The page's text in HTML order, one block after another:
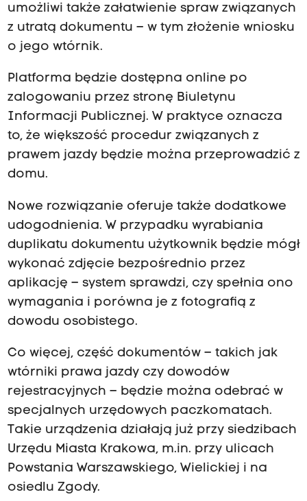
umożliwi także załatwienie spraw związanych
z utratą dokumentu – w tym złożenie wniosku
o jego wtórnik.
Platforma będzie dostępna online po
zalogowaniu przez stronę Biuletynu
Informacji Publicznej. W praktyce oznacza
to, że większość procedur związanych z
prawem jazdy będzie można przeprowadzić z
domu.
Nowe rozwiązanie oferuje także dodatkowe
udogodnienia. W przypadku wyrabiania
duplikatu dokumentu użytkownik będzie mógł
wykonać zdjęcie bezpośrednio przez
aplikację – system sprawdzi, czy spełnia ono
wymagania i porówna je z fotografią z
dowodu osobistego.
Co więcej, część dokumentów – takich jak
wtórniki prawa jazdy czy dowodów
rejestracyjnych – będzie można odebrać w
specjalnych urzędowych paczkomatach.
Takie urządzenia działają już przy siedzibach
Urzędu Miasta Krakowa, m.in. przy ulicach
Powstania Warszawskiego, Wielickiej i na
osiedlu Zgody.